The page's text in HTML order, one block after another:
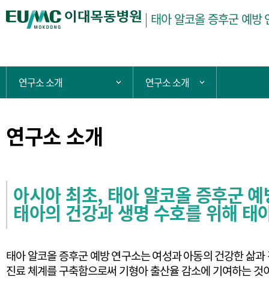
태아 알코올 증후군 예방
위
연구소 소개 주 메뉴 목록 열기
연구소 소개
연구소 소개
아시아 최초, 태아 알코올 증후군
태아의 건강과 생명 수호를 위해 태
태아 알코올 증후군 예방 연구소는 여성과 아동의 건강한 삶
진료 체계를 구축함으로써 기형아 출산율 감소에 기여하는 것